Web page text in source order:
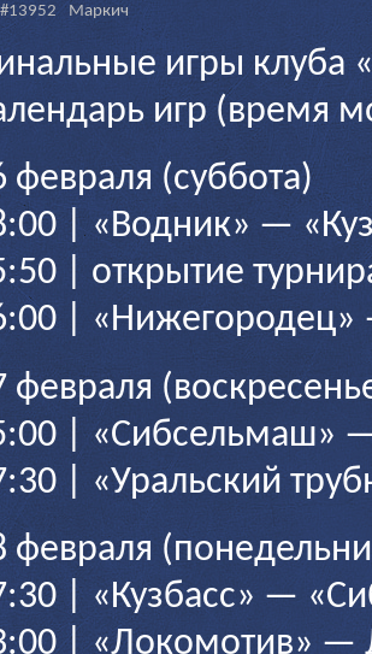
#13952 Маркич
игры клуба
игр (время
февраля (суббота)
| «Водник» —
| открытие
|
февраля
|
| «Уральский
февраля
| «Кузбасс» —
| «Локомотив»